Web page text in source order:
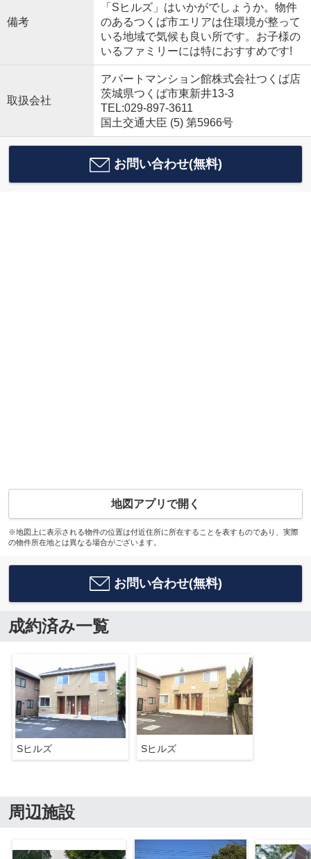
備考
「Sヒルズ」はいかがでしょうか。物件
のあるつくば市エリアは住環境が整って
いる地域で気候も良い所です。お子様の
いるファミリーには特におすすめです!
取扱会社
アパートマンション館株式会社つくば店
茨城県つくば市東新井13-3
TEL:029-897-3611
国土交通大臣 (5) 第5966号
お問い合わせ(無料)
地図アプリで開く
※地図上に表示される物件の位置は付近住所に所在することを表すものであり、実際
の物件所在地とは異なる場合がございます。
お問い合わせ(無料)
成約済み一覧
Sヒルズ Sヒルズ
周辺施設